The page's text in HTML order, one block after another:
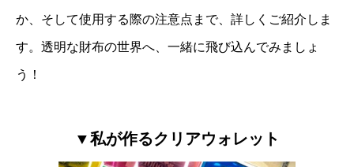
か、そして使用する際の注意点まで、詳しくご紹介しま
す。透明な財布の世界へ、一緒に飛び込んでみましょ
う！
▼私が作るクリアウォレット